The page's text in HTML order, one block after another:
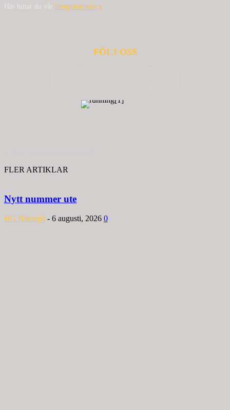
Här hittar du vår Integritetspolicy
FÖLJ OSS
FLER ARTIKLAR
Nytt nummer ute
BG Nilensjö - 6 augusti, 2026 0